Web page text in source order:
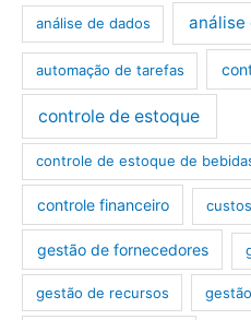
análise de dados análise
automação de tarefas
controle de estoque
controle de estoque de
controle financeiro
gestão de fornecedores
gestão de recursos